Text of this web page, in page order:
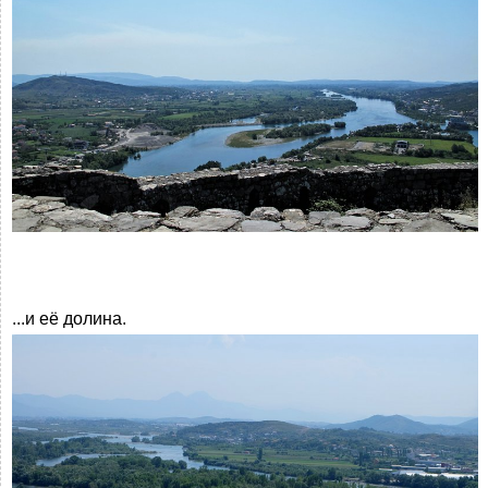
...и её долина.